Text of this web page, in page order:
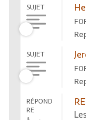
SUJET
SUJET
RÉPOND
RE